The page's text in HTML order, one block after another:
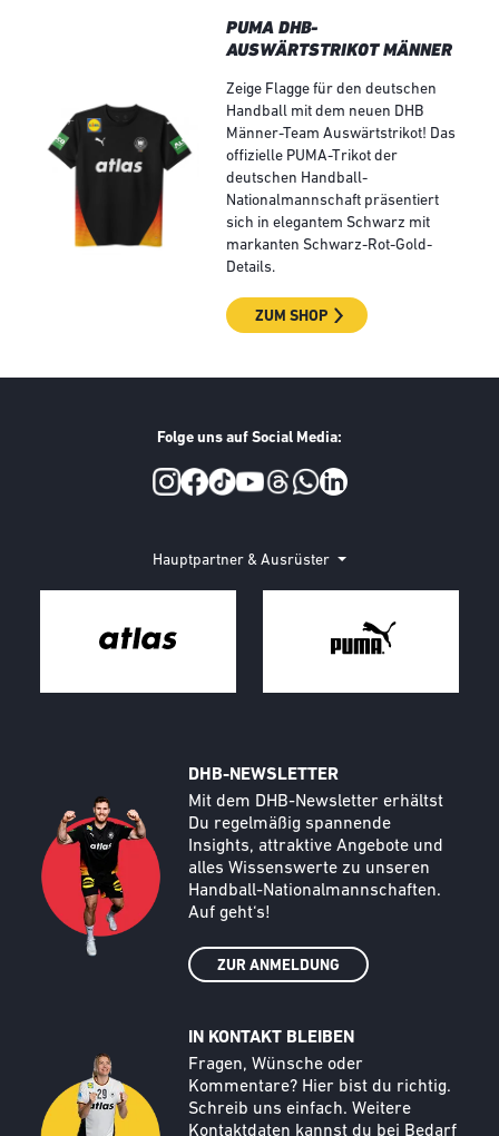
PUMA DHB-
AUSWÄRTSTRIKOT MÄNNER
Zeige Flagge für den deutschen
Handball mit dem neuen DHB
Männer-Team Auswärtstrikot! Das
offizielle PUMA-Trikot der
deutschen Handball-
Nationalmannschaft präsentiert
sich in elegantem Schwarz mit
markanten Schwarz-Rot-Gold-
Details.
ZUM SHOP
Folge uns auf Social Media:
Hauptpartner & Ausrüster
DHB-NEWSLETTER
Text
Mit dem DHB-Newsletter erhältst
Du regelmäßig spannende
Insights, attraktive Angebote und
alles Wissenswerte zu unseren
Handball-Nationalmannschaften.
Auf geht‘s!
ZUR ANMELDUNG
Call to action image
IN KONTAKT BLEIBEN
Text
Fragen, Wünsche oder
Kommentare? Hier bist du richtig.
Schreib uns einfach. Weitere
Kontaktdaten kannst du bei Bedarf